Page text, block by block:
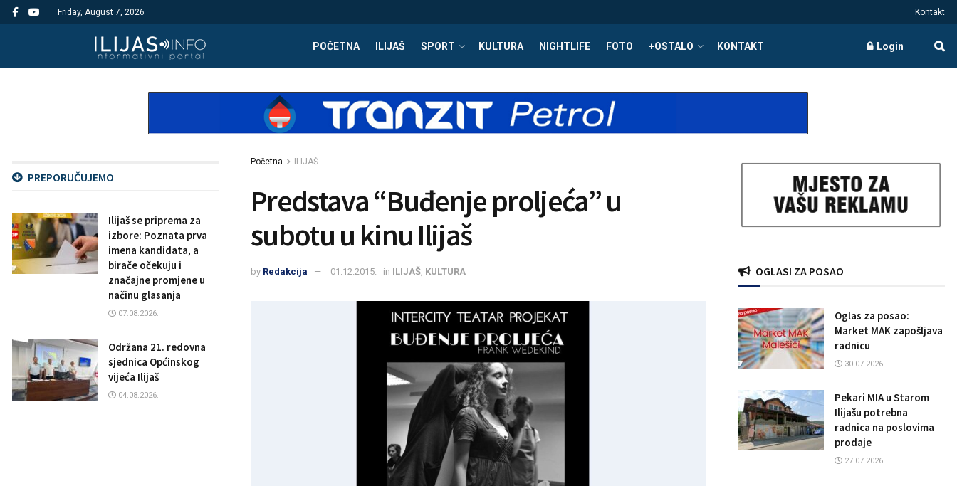
Friday, August 7, 2026 Kontakt
POČETNA ILIJAŠ SPORT KULTURA NIGHTLIFE FOTO +OSTALO KONTAKT Login
Početna ILIJAŠ
Predstava “Buđenje proljeća” u
subotu u kinu Ilijaš
by Redakcija 01.12.2015. in ILIJAŠ KULTURA
PREPORUČUJEMO
Ilijaš se priprema za
izbore: Poznata prva
imena kandidata, a
birače očekuju i
značajne promjene u
načinu glasanja
07.08.2026.
Održana 21. redovna
sjednica Općinskog
vijeća Ilijaš
04.08.2026.
OGLASI ZA POSAO
Oglas za posao:
Market MAK zapošljava
radnicu
30.07.2026.
Pekari MIA u Starom
Ilijašu potrebna
radnica na poslovima
prodaje
27.07.2026.